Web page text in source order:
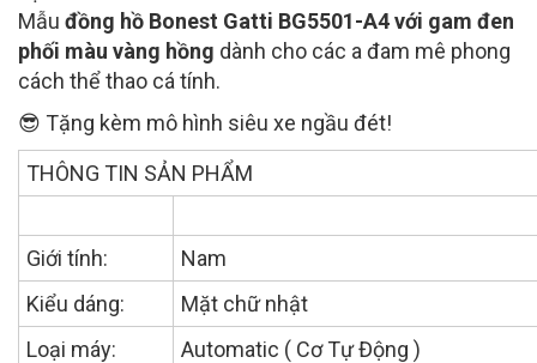
Mẫu đồng hồ Bonest Gatti BG5501-A4 với gam đen
phối màu vàng hồng dành cho các a đam mê phong
cách thể thao cá tính.
😎 Tặng kèm mô hình siêu xe ngầu đét!
THÔNG TIN SẢN PHẨM
Giới tính:
Nam
Kiểu dáng:
Mặt chữ nhật
Loại máy:
Automatic ( Cơ Tự Động )